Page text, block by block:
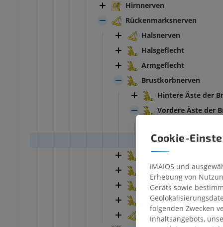
Hirnnerven
Rückenmarksnerven
Halsnerven
Halsgeflecht
Armgeflecht
Brustkorbnerven
Hintere Äste der
Vordere Äste der
Lendennerven
Kreuzbeinnerven
Steißbeinnerv
Lenden-Kreuz-Geflecht
Nummerierung der
Cookie-
IMAIOS und
Erhebung von
Geräts sowie
folgenden Zwecken
Inhaltsangebots,